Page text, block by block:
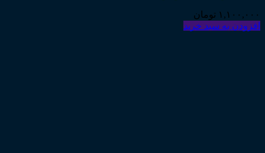
۱,۱۰۰,۰۰۰ تومان
افزودن به سبد خرید